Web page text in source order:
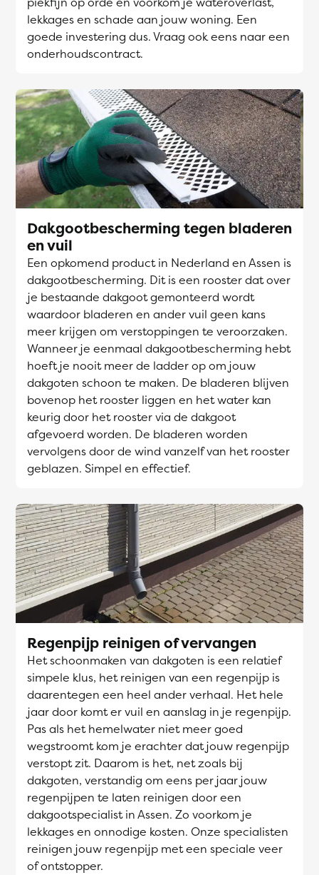
lekkages en schade aan jouw woning. Een
goede investering dus. Vraag ook eens naar een
onderhoudscontract.
Dakgootbescherming tegen bladeren
en vuil
Een opkomend product in Nederland en Assen is
dakgootbescherming. Dit is een rooster dat over
je bestaande dakgoot gemonteerd wordt
waardoor bladeren en ander vuil geen kans
meer krijgen om verstoppingen te veroorzaken.
Wanneer je eenmaal dakgootbescherming hebt
hoeft je nooit meer de ladder op om jouw
dakgoten schoon te maken. De bladeren blijven
bovenop het rooster liggen en het water kan
keurig door het rooster via de dakgoot
afgevoerd worden. De bladeren worden
vervolgens door de wind vanzelf van het rooster
geblazen. Simpel en effectief.
Regenpijp reinigen of vervangen
Het schoonmaken van dakgoten is een relatief
simpele klus, het reinigen van een regenpijp is
daarentegen een heel ander verhaal. Het hele
jaar door komt er vuil en aanslag in je regenpijp.
Pas als het hemelwater niet meer goed
wegstroomt kom je erachter dat jouw regenpijp
verstopt zit. Daarom is het, net zoals bij
dakgoten, verstandig om eens per jaar jouw
regenpijpen te laten reinigen door een
dakgootspecialist in Assen. Zo voorkom je
lekkages en onnodige kosten. Onze specialisten
reinigen jouw regenpijp met een speciale veer
of ontstopper.